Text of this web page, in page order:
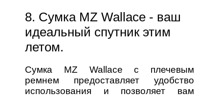
8. Сумка MZ Wallace - ваш
идеальный спутник этим
летом.
Сумка MZ Wallace с плечевым
ремнем предоставляет удобство
использования и позволяет вам